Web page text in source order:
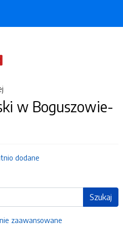
w Boguszowie-
dodane
Szukaj
zaawansowane